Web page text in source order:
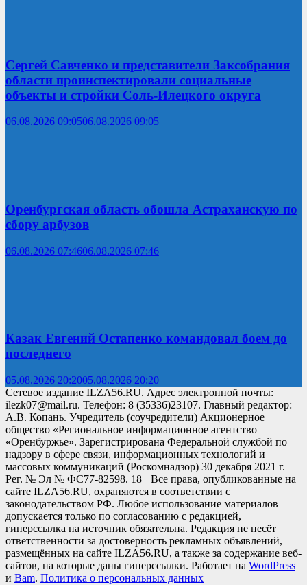
Сергей Савченко и представители Заксобрания
области проинспектировали социальные
объекты и стройки Соль-Илецкого округа
06.08.2026 09:0506.08.2026 09:05
Оренбургская область обошла Астраханскую по
сбору арбузов
06.08.2026 07:4606.08.2026 07:46
Казак Евгений Остапенко командовал боем до
последнего
05.08.2026 20:2005.08.2026 20:20
Сетевое издание ILZA56.RU. Адрес электронной почты:
ilezk07@mail.ru. Телефон: 8 (35336)23107. Главный редактор:
А.В. Копань. Учредитель (соучредители) Акционерное
общество «Региональное информационное агентство
«Оренбуржье». Зарегистрирована Федеральной службой по
надзору в сфере связи, информационных технологий и
массовых коммуникаций (Роскомнадзор) 30 декабря 2021 г.
Рег. № Эл № ФС77-82598. 18+ Все права, опубликованные на
сайте ILZA56.RU, охраняются в соответствии с
законодательством РФ. Любое использование материалов
допускается только по согласованию с редакцией,
гиперссылка на источник обязательна. Редакция не несёт
ответственности за достоверность рекламных объявлений,
размещённых на сайте ILZA56.RU, а также за содержание веб-
сайтов, на которые даны гиперссылки. Работает на WordPress
и Bam. Политика о персональных данных